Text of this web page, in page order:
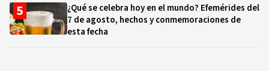
¿Qué se celebra hoy en el mundo? Efemérides del
7 de agosto, hechos y conmemoraciones de
esta fecha